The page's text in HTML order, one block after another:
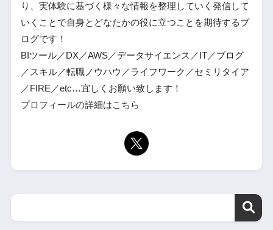
り、実体験に基づく様々な情報を整理していく発信して
いくことで自身とどなたかの役に立つことを期待するブ
ログです！
BIツール／DX／AWS／データサイエンス／IT／ブログ
／スキル／転職ノウハウ／ライフワーク／セミリタイア
／FIRE／etc…宜しくお願い致します！
プロフィールの詳細はこちら